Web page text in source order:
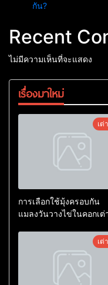
กัน?
Recent
ไม่มีความเห็นที่จะแสดง
เรื่องมาใหม่
เต่
การเลือกใช้มุ้งครอบกัน
แมลงวันวางไข่ในคอกเต่
เต่